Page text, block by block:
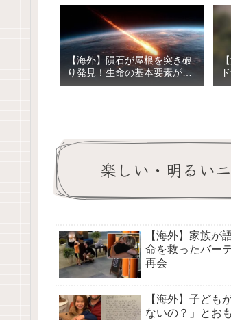
【海外】隕石が屋根を突き破
り発見！生命の基本要素が見
つかった驚きの瞬間
楽しい・明るい
【海外】家族が
命を救ったバー
再会
【海外】子ども
ないの？」とお